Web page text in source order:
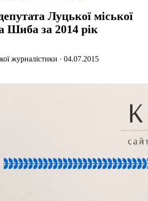
Луцької міської
Шиба за 2014 рік
журналістики · 04.07.2015